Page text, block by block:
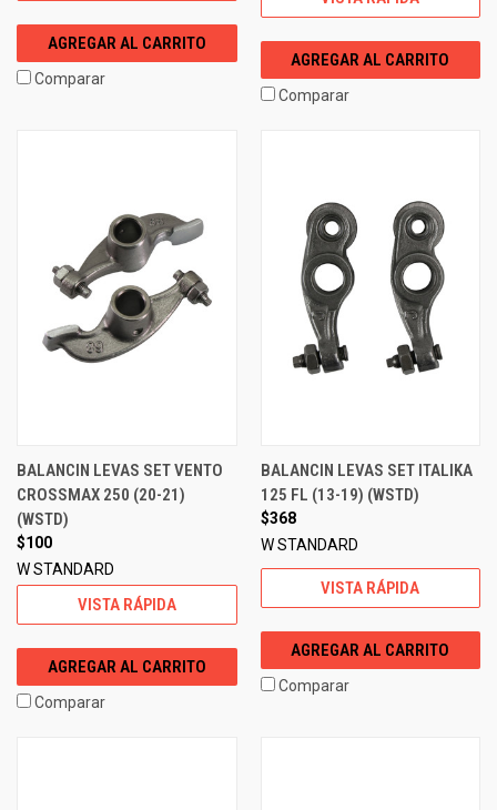
AGREGAR AL CARRITO
Comparar
AGREGAR AL CARRITO
Comparar
BALANCIN LEVAS SET VENTO
CROSSMAX 250 (20-21)
(WSTD)
$100
W STANDARD
VISTA RÁPIDA
AGREGAR AL CARRITO
Comparar
BALANCIN LEVAS SET ITALIKA
125 FL (13-19) (WSTD)
$368
W STANDARD
VISTA RÁPIDA
AGREGAR AL CARRITO
Comparar